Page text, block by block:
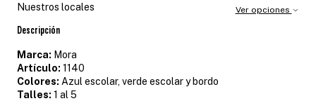
Nuestros locales Ver opciones
Descripción
Marca: Mora
Artículo: 1140
Colores: Azul escolar, verde escolar y bordo
Talles: 1 al 5